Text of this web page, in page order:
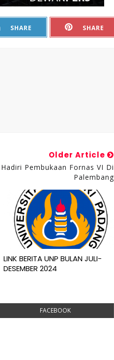
SHARE SHARE
Older Article
Pembukaan Fornas VI Di
Palembang
LINK BERITA UNP BULAN JULI-
DESEMBER 2024
FACEBOOK